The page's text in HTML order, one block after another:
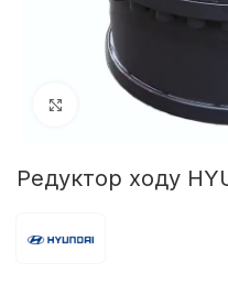
Клацніть, щоб
Редуктор ходу